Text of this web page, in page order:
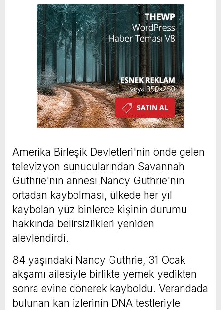
Amerika Birleşik Devletleri'nin önde gelen
televizyon sunucularından Savannah
Guthrie'nin annesi Nancy Guthrie'nin
ortadan kaybolması, ülkede her yıl
kaybolan yüz binlerce kişinin durumu
hakkında belirsizlikleri yeniden
alevlendirdi.
84 yaşındaki Nancy Guthrie, 31 Ocak
akşamı ailesiyle birlikte yemek yedikten
sonra evine dönerek kayboldu. Verandada
bulunan kan izlerinin DNA testleriyle